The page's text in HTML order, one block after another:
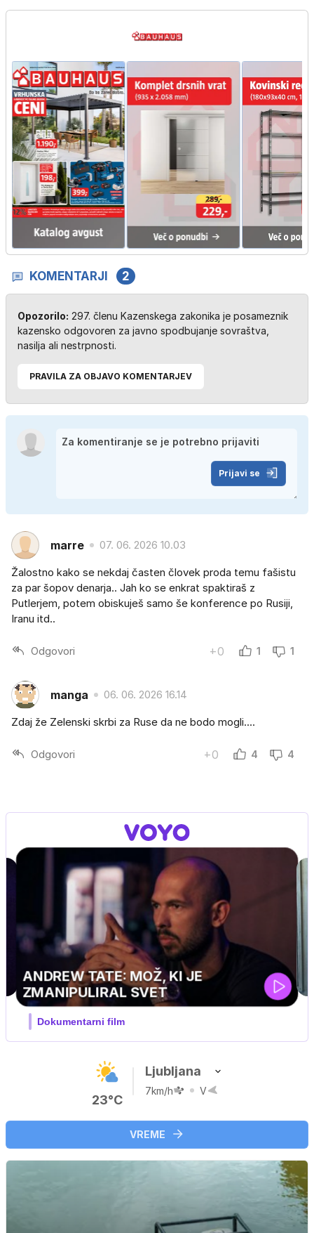
KOMENTARJI 2
Opozorilo: 297. členu Kazenskega zakonika je posameznik
kazensko odgovoren za javno spodbujanje sovraštva,
nasilja ali nestrpnosti.
PRAVILA ZA OBJAVO KOMENTARJEV
Prijavi se
marre 07. 06. 2026 10.03
Žalostno kako se nekdaj časten človek proda temu fašistu
za par šopov denarja.. Jah ko se enkrat spaktiraš z
Putlerjem, potem obiskuješ samo še konference po Rusiji,
Iranu itd..
Odgovori +0 1 1
manga 06. 06. 2026 16.14
Zdaj že Zelenski skrbi za Ruse da ne bodo mogli....
Odgovori +0 4 4
23°C
Ljubljana
7km/h V
VREME